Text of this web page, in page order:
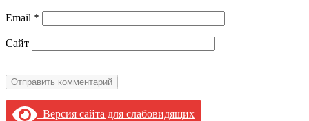
Email *
Сайт
Версия сайта для слабовидящих